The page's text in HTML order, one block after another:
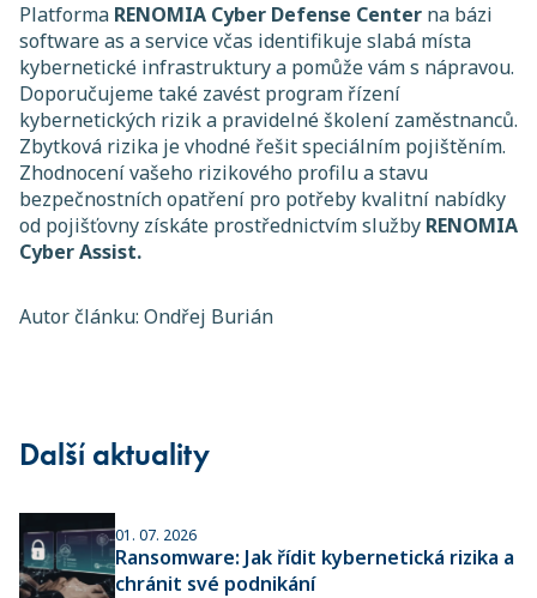
Platforma RENOMIA Cyber Defense Center na bázi
software as a service včas identifikuje slabá místa
kybernetické infrastruktury a pomůže vám s nápravou.
Doporučujeme také zavést program řízení
kybernetických rizik a pravidelné školení zaměstnanců.
Zbytková rizika je vhodné řešit speciálním pojištěním.
Zhodnocení vašeho rizikového profilu a stavu
bezpečnostních opatření pro potřeby kvalitní nabídky
od pojišťovny získáte prostřednictvím služby RENOMIA
Cyber Assist.
Autor článku: Ondřej Burián
Další aktuality
01. 07. 2026
Ransomware: Jak řídit kybernetická rizika a
chránit své podnikání